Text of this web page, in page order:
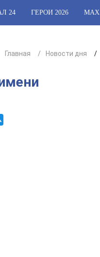
24 ГЕРОИ 2026 МАХ
Главная Новости дня